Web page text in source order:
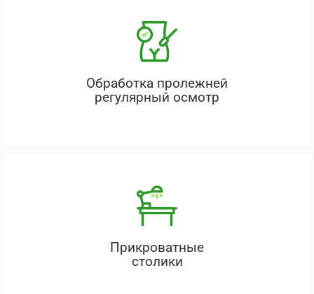
Обработка пролежней
регулярный осмотр
Прикроватные
столики